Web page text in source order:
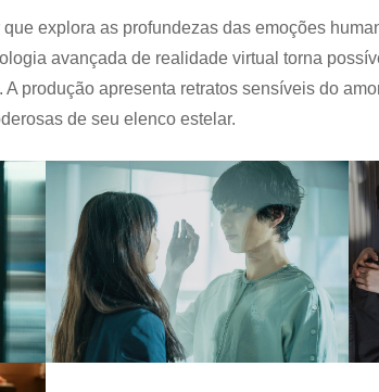
explora as profundezas das emoções
avançada de realidade virtual torna
produção apresenta retratos sensíveis do
de seu elenco estelar.